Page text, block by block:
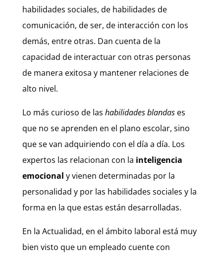
habilidades sociales, de habilidades de
comunicación, de ser, de interacción con los
demás, entre otras. Dan cuenta de la
capacidad de interactuar con otras personas
de manera exitosa y mantener relaciones de
alto nivel.
Lo más curioso de las habilidades blandases
que no se aprenden en el plano escolar, sino
que se van adquiriendo con el día a día. Los
expertos las relacionan con la inteligencia
emocional y vienen determinadas por la
personalidad y por las habilidades sociales y la
forma en la que estas están desarrolladas.
En la Actualidad, en el ámbito laboral está muy
bien visto que un empleado cuente con